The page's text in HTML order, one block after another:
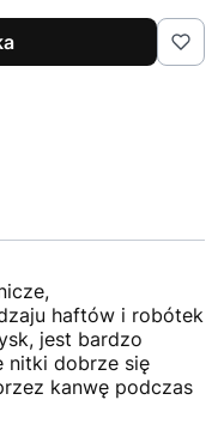
haftów i robótek
jest bardzo
nitki dobrze się
kanwę podczas